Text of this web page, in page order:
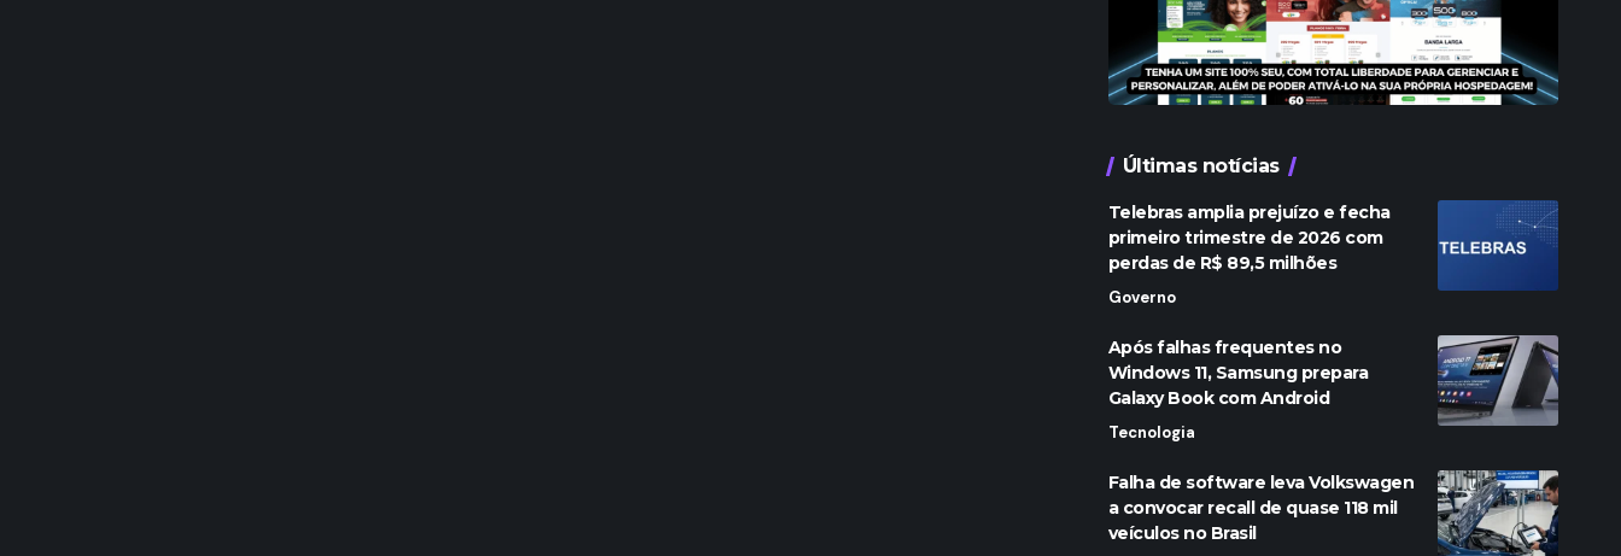
Últimas notícias
Telebras amplia prejuízo e fecha
primeiro trimestre de 2026 com
perdas de R$ 89,5 milhões
Governo
Após falhas frequentes no
Windows 11, Samsung prepara
Galaxy Book com Android
Tecnologia
Falha de software leva Volkswagen
a convocar recall de quase 118 mil
veículos no Brasil